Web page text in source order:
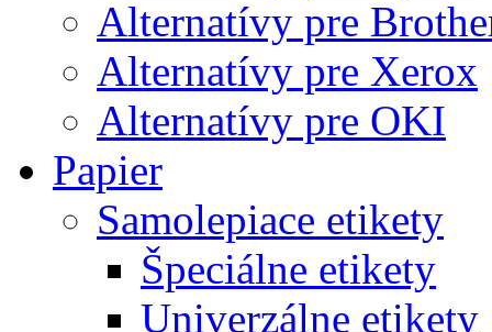
Alternatívy pre
Alternatívy pre Xerox
Alternatívy pre OKI
Papier
Samolepiace etikety
Špeciálne etikety
Univerzálne etikety